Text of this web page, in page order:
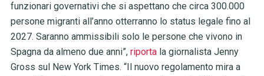
funzionari governativi che si aspettano che circa 300.000
persone migranti all’anno otterranno lo status legale fino al
2027. Saranno ammissibili solo le persone che vivono in
Spagna da almeno due anni”, riportala giornalista Jenny
Gross sul New York Times. “Il nuovo regolamento mira a